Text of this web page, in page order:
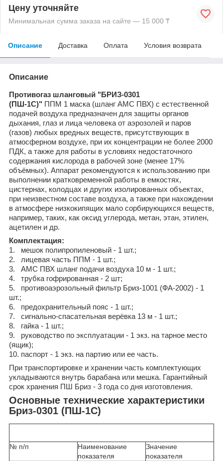
Цену уточняйте
Минимальная сумма заказа на сайте — 15 000 ₸
Описание Доставка Оплата Условия возврата
Описание
Противогаз шланговый "БРИЗ-0301
(ПШ-1С)" ППМ 1 маска (шланг АМС ПВХ) с естественной
подачей воздуха предназначен для защиты органов
дыхания, глаз и лица человека от аэрозолей и паров
(газов) любых вредных веществ, присутствующих в
атмосферном воздухе, при их концентрации не более 2000
ПДК, а также для работы в условиях недостаточного
содержания кислорода в рабочей зоне (менее 17%
объёмных). Аппарат рекомендуются к использованию при
выполнении кратковременной работы в емкостях,
цистернах, колодцах и других изолированных объектах,
при неизвестном составе воздуха, а также при нахождении
в атмосфере низкокипящих мало сорбирующихся веществ,
например, таких, как оксид углерода, метан, этан, этилен,
ацетилен и др.
Комплектация:
1. мешок полипропиленовый - 1 шт.;
2. лицевая часть ППМ - 1 шт.;
3. АМС ПВХ шланг подачи воздуха 10 м - 1 шт.;
4. трубка гофрированная - 2 шт;
5. противоаэрозольный фильтр Бриз-1001 (ФА-2002) - 1
шт.;
6. предохранительный пояс - 1 шт.;
7. сигнально-спасательная верёвка 13 м - 1 шт.;
8. гайка - 1 шт.;
9. руководство по эксплуатации - 1 экз. на тарное место
(ящик);
10. паспорт - 1 экз. на партию или ее часть.
При транспортировке и хранении часть комплектующих
укладываются внутрь барабана или мешка. Гарантийный
срок хранения ПШ Бриз - 3 года со дня изготовления.
Основные технические характеристики
Бриз-0301 (ПШ-1С)
№ п/п
Наименование
показателя
Значение
показателя